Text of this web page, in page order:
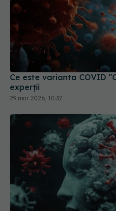
Ce este varianta COVID
experții
29 mar 2026, 10:32